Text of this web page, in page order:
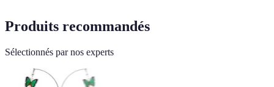
Produits recommandés
Sélectionnés par nos experts